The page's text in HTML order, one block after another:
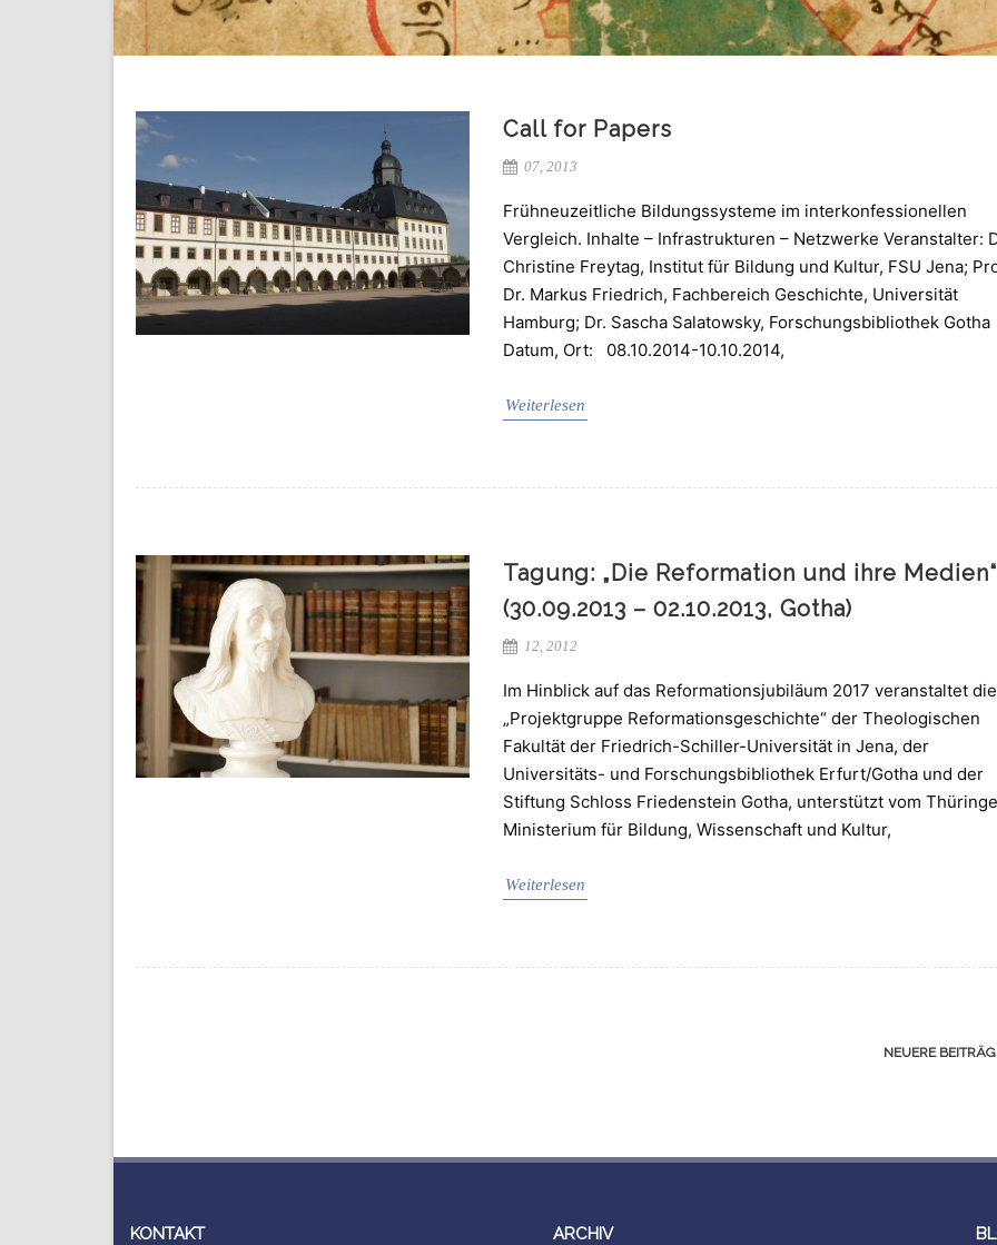
Call for Papers
07, 2013
Frühneuzeitliche Bildungssysteme im interkonfessionellen
Vergleich. Inhalte – Infrastrukturen – Netzwerke Veranstalter:
Christine Freytag, Institut für Bildung und Kultur, FSU Jena;
Dr. Markus Friedrich, Fachbereich Geschichte, Universität
Hamburg; Dr. Sascha Salatowsky, Forschungsbibliothek Gotha
Datum, Ort: 08.10.2014-10.10.2014,
Weiterlesen
Tagung: „Die Reformation und ihre Medien“
(30.09.2013 – 02.10.2013, Gotha)
12, 2012
Im Hinblick auf das Reformationsjubiläum 2017 veranstaltet die
„Projektgruppe Reformationsgeschichte“ der Theologischen
Fakultät der Friedrich-Schiller-Universität in Jena, der
Universitäts- und Forschungsbibliothek Erfurt/Gotha und der
Stiftung Schloss Friedenstein Gotha, unterstützt vom
Ministerium für Bildung, Wissenschaft und Kultur,
Weiterlesen
NEUERE
KONTAKT ARCHIV